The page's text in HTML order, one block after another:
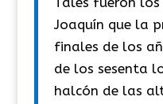
Joaquín que la
finales de los
de los sesenta
halcón de las